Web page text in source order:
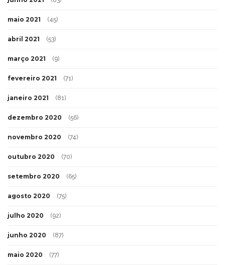
maio 2021 (45)
abril 2021 (53)
março 2021 (9)
fevereiro 2021 (71)
janeiro 2021 (81)
dezembro 2020 (56)
novembro 2020 (74)
outubro 2020 (70)
setembro 2020 (65)
agosto 2020 (75)
julho 2020 (92)
junho 2020 (87)
maio 2020 (77)